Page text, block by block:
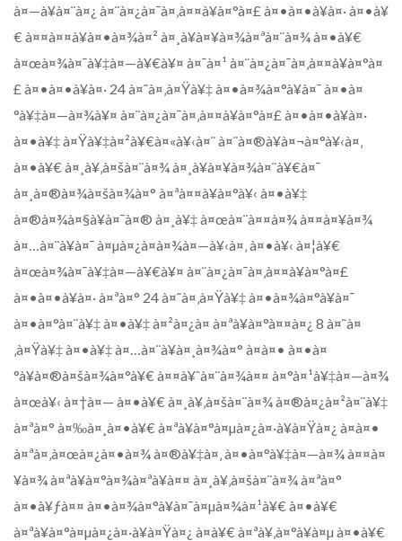
à¤—à¥à¤¨à¤¿ à¤¨à¤¿à¤¯à¤‚à¤¤à¥à¤°à¤£ à¤•à¤•à¥à¤· à¤•à¥
€ à¤¤à¤¤à¥à¤•à¤¾à¤² à¤¸à¥à¤¥à¤¾à¤ªà¤¨à¤¾ à¤•à¥€
à¤œà¤¾à¤¯à¥‡à¤—à¥€à¥¤ à¤¯à¤¹ à¤¨à¤¿à¤¯à¤‚à¤¤à¥à¤°à¤
£ à¤•à¤•à¥à¤· 24 à¤˜à¤‚à¤Ÿà¥‡ à¤•à¤¾à¤°à¥à¤¯ à¤•à¤
°à¥‡à¤—à¤¾à¥¤ à¤¨à¤¿à¤¯à¤‚à¤¤à¥à¤°à¤£ à¤•à¤•à¥à¤·
à¤•à¥‡ à¤Ÿà¥‡à¤²à¥€à¤«à¥‹à¤¨ à¤¨à¤®à¥à¤¬à¤°à¥‹à¤‚
à¤•à¥€ à¤¸à¥‚à¤šà¤¨à¤¾ à¤¸à¥à¤¥à¤¾à¤¨à¥€à¤¯
à¤¸à¤®à¤¾à¤šà¤¾à¤° à¤ªà¤¤à¥à¤°à¥‹ à¤•à¥‡
à¤®à¤¾à¤§à¥à¤¯à¤® à¤¸à¥‡ à¤œà¤¨à¤¤à¤¾ à¤¤à¤¥à¤¾
à¤…à¤¨à¥à¤¯ à¤µà¤¿à¤­à¤¾à¤—à¥‹à¤‚ à¤•à¥‹ à¤¦à¥€
à¤œà¤¾à¤¯à¥‡à¤—à¥€à¥¤ à¤¨à¤¿à¤¯à¤‚à¤¤à¥à¤°à¤£
à¤•à¤•à¥à¤· à¤ªà¤° 24 à¤˜à¤‚à¤Ÿà¥‡ à¤•à¤¾à¤°à¥à¤¯
à¤•à¤°à¤¨à¥‡ à¤•à¥‡ à¤²à¤¿à¤ à¤ªà¥à¤°à¤¤à¤¿ 8 à¤˜à¤
‚à¤Ÿà¥‡ à¤•à¥‡ à¤…à¤¨à¥à¤¸à¤¾à¤° à¤à¤• à¤•à¤
°à¥à¤®à¤šà¤¾à¤°à¥€ à¤¤à¥ˆà¤¨à¤¾à¤¤ à¤°à¤¹à¥‡à¤—à¤¾
à¤œà¥‹ à¤†à¤— à¤•à¥€ à¤¸à¥‚à¤šà¤¨à¤¾ à¤®à¤¿à¤²à¤¨à¥‡
à¤ªà¤° à¤‰à¤¸à¤•à¥€ à¤ªà¥à¤°à¤µà¤¿à¤·à¥à¤Ÿà¤¿ à¤à¤•
à¤ªà¤‚à¤œà¤¿à¤•à¤¾ à¤®à¥‡à¤‚ à¤•à¤°à¥‡à¤—à¤¾ à¤¤à¤
¥à¤¾ à¤ªà¥à¤°à¤¾à¤ªà¥à¤¤ à¤¸à¥‚à¤šà¤¨à¤¾ à¤ªà¤°
à¤•à¥ƒà¤¤ à¤•à¤¾à¤°à¥à¤¯à¤µà¤¾à¤¹à¥€ à¤•à¥€
à¤ªà¥à¤°à¤µà¤¿à¤·à¥à¤Ÿà¤¿ à¤­à¥€ à¤ªà¥‚à¤°à¥à¤µ à¤•à¥€